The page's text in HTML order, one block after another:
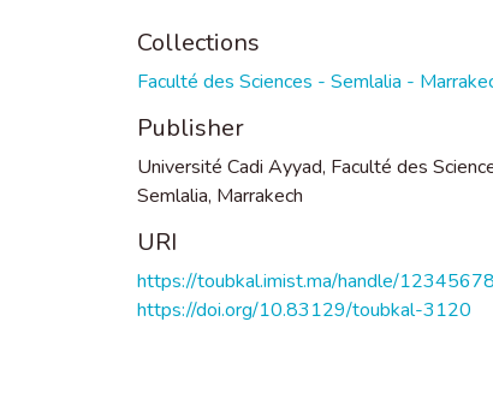
Collections
Faculté des Sciences - Semlalia -
Publisher
Université Cadi Ayyad, Faculté des
Semlalia, Marrakech
URI
https://toubkal.imist.ma/handle/
https://doi.org/10.83129/toubkal-3120